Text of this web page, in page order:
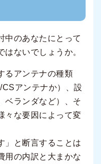
中のあなたにとって
ないでしょうか。
るアンテナの種類
CSアンテナか）、設
ベランダなど）、そ
々な要因によって変
」と断言することは
用の内訳と大まかな